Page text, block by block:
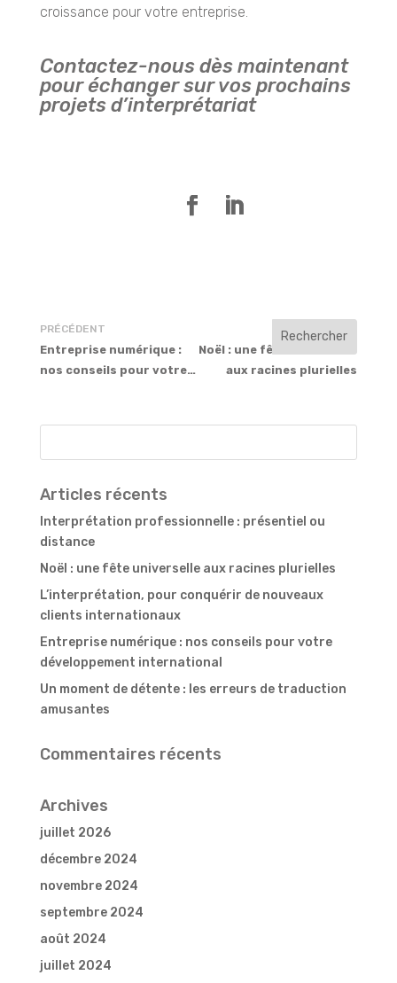
croissance pour votre entreprise.
Contactez-nous dès maintenant
pour échanger sur vos prochains
projets d’interprétariat
PRÉCÉDENT
Entreprise numérique :
nos conseils pour votre
SUIVANT
Noël : une fête universelle
aux racines plurielles
Articles récents
Interprétation professionnelle : présentiel ou
distance
Noël : une fête universelle aux racines plurielles
L’interprétation, pour conquérir de nouveaux
clients internationaux
Entreprise numérique : nos conseils pour votre
développement international
Un moment de détente : les erreurs de traduction
amusantes
Commentaires récents
Archives
juillet 2026
décembre 2024
novembre 2024
septembre 2024
août 2024
juillet 2024